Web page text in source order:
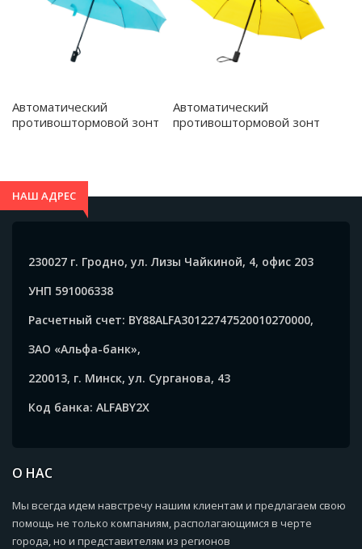
Автоматический
противоштормовой зонт
Автоматический
противоштормовой зонт
НАШ АДРЕС
230027 г. Гродно, ул. Лизы Чайкиной, 4, офис 203
УНП 591006338
Расчетный счет: BY88ALFA30122747520010270000,
ЗАО «Альфа-банк»,
220013, г. Минск, ул. Сурганова, 43
Код банка: ALFABY2X
О НАС
Мы всегда идем навстречу нашим клиентам и предлагаем свою
помощь не только компаниям, располагающимся в черте
города, но и представителям из регионов